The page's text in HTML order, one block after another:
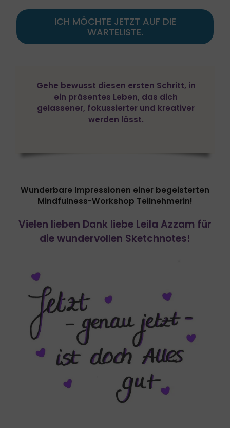
ICH MÖCHTE JETZT AUF DIE
WARTELISTE.
Gehe bewusst diesen ersten Schritt, in
ein präsentes Leben, das dich
gelassener, fokussierter und kreativer
werden lässt.
Wunderbare Impressionen einer begeisterten
Mindfulness-Workshop Teilnehmerin!
Vielen lieben Dank liebe Leila Azzam für
die wundervollen Sketchnotes!